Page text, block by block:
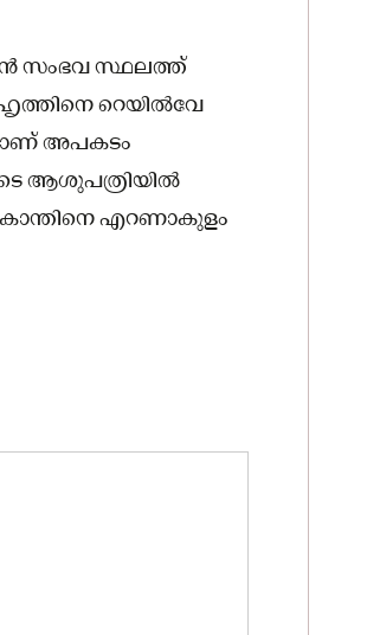
സംഭവ സ്ഥലത്ത്
റെയിൽവേ
അപകടം
ആശുപത്രിയിൽ
എറണാകുളം